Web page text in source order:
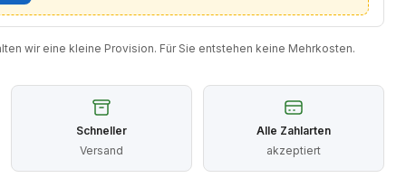
wir eine kleine Provision. Für Sie entstehen keine Mehrkosten.
Schneller
Versand
Alle Zahlarten
akzeptiert